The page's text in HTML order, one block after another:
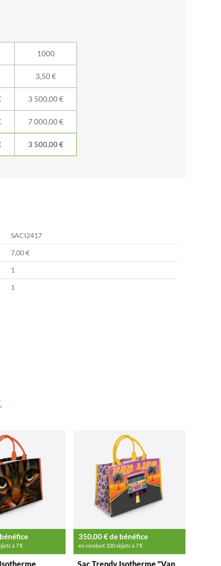
1000
3,50 €
3 500,00 €
7 000,00 €
3 500,00 €
SACI2417
7,00 €
1
1
à 7 €
Sac Trendy Isotherme "Van
350,00 € de bénéfice
en vendant 100 objets à 7 €